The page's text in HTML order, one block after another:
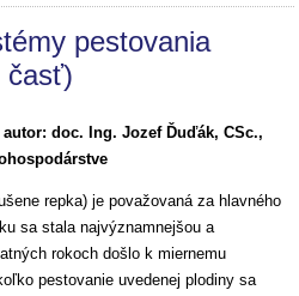
pestovania
časť)
doc. Ing. Jozef Ďuďák, CSc.,
repka) je považovaná za hlavného
sa stala najvýznamnejšou a
rokoch došlo k miernemu
pestovanie uvedenej plodiny sa